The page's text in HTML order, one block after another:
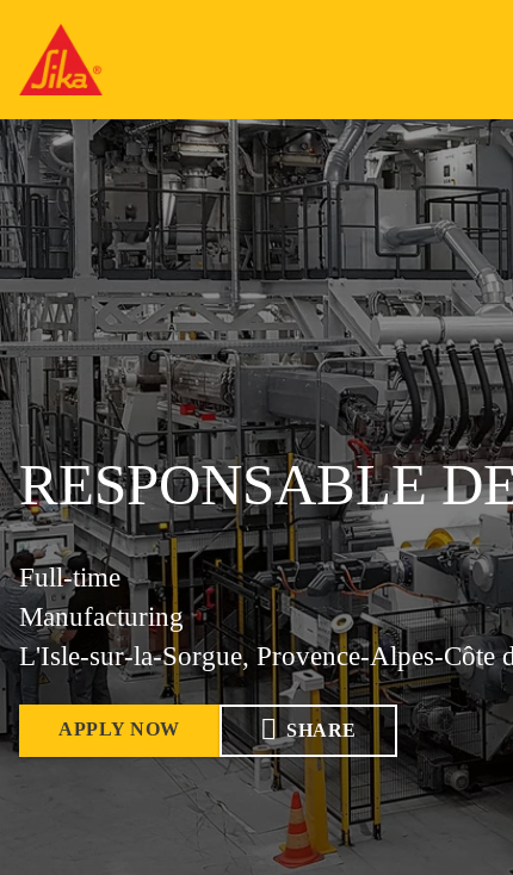
RESPONSABLE
Full-time
Manufacturing
L'Isle-sur-la-Sorgue, Provence-Alpes-Côte
APPLY NOW SHARE